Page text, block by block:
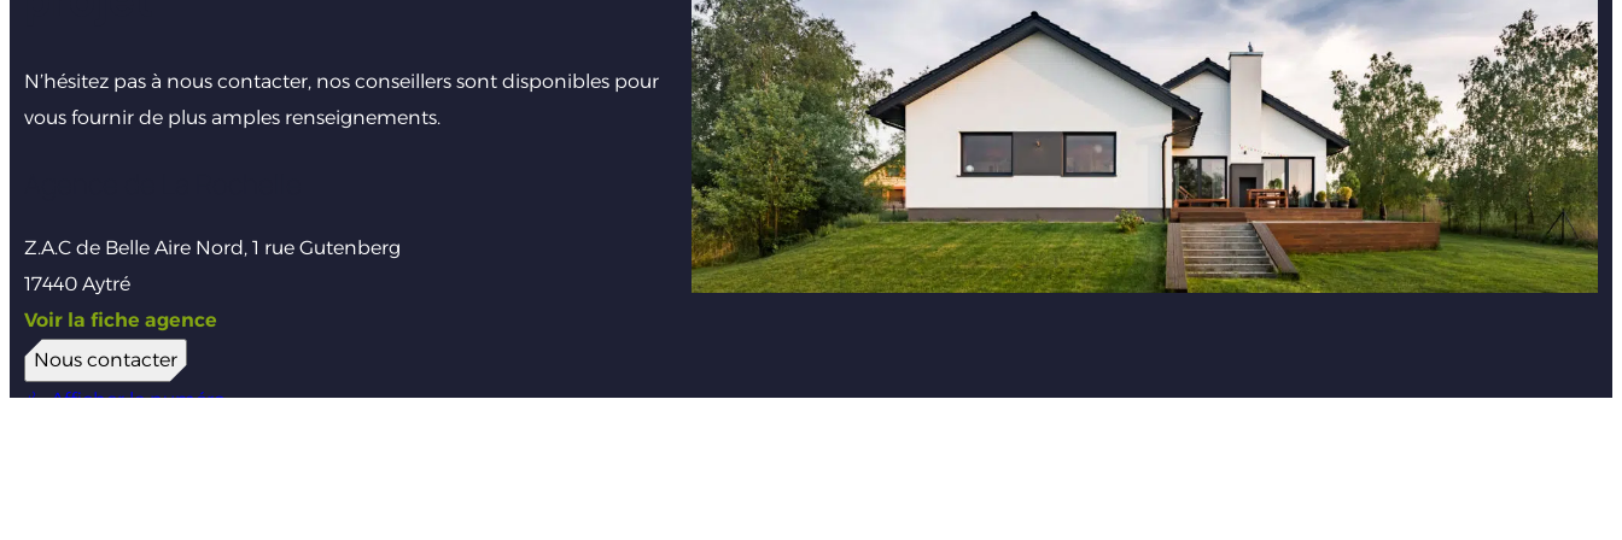
N’hésitez pas à nous contacter, nos conseillers sont disponibles pour
vous fournir de plus amples renseignements.
Z.A.C de Belle Aire Nord, 1 rue Gutenberg
17440 Aytré
Voir la fiche agence
Nous contacter
Afficher le numéro